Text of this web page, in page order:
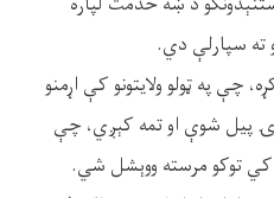
ته سپارلې دي.
چې په ټولو ولایتونو کې اړمنو
پیل شوې او تمه کېږي، چې
توکو مرسته ووېشل شي.